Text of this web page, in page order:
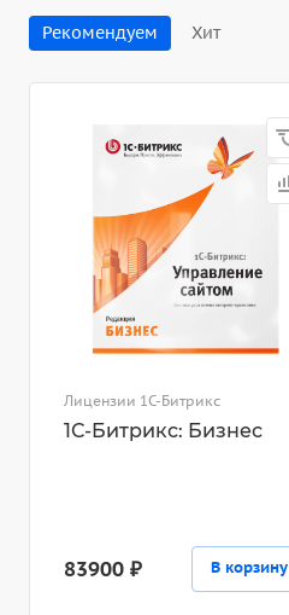
Рекомендуем Хит
Лицензии 1С-Битрикс
1С-Битрикс: Бизнес
83900 ₽ В корзину